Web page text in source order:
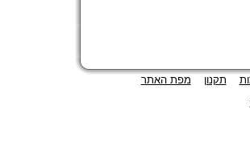
תקנון
מפת האתר